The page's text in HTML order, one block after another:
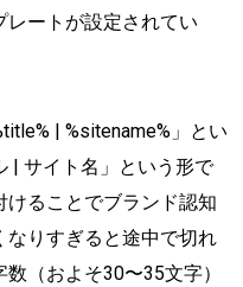
レートが設定されてい
| %sitename%」とい
| サイト名」という形で
ることでブランド認知
なりすぎると途中で切れ
（およそ30〜35文字）